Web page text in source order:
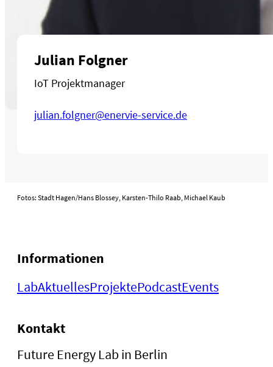
Julian Folgner
IoT Projektmanager
julian.folgner@enervie-service.de
Fotos: Stadt Hagen/Hans Blossey, Karsten-Thilo Raab, Michael Kaub
Informationen
LabAktuellesProjektePodcastEvents
Kontakt
Future Energy Lab in Berlin